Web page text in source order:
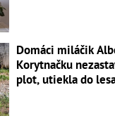
Domáci miláčik
Korytnačku
plot, utiekla do